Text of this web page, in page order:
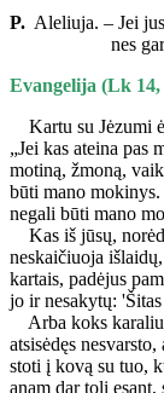
P. Aleliuja. – Jei
nes garbė ir
Evangelija (Lk 14,
Kartu su Jėzumi
„Jei kas ateina pas
motiną, žmoną,
būti mano mokinys.
negali būti mano
Kas iš jūsų,
neskaičiuoja
kartais, padėjus
jo ir nesakytų:
Arba koks
atsisėdęs
stoti į kovą su tuo,
anam dar toli